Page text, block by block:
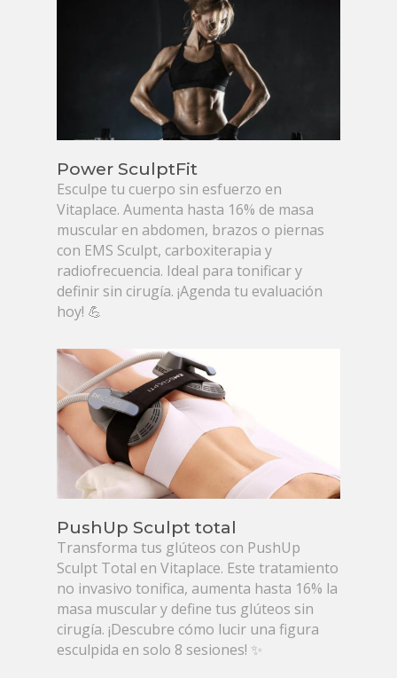
Power SculptFit
Esculpe tu cuerpo sin esfuerzo en
Vitaplace. Aumenta hasta 16% de masa
muscular en abdomen, brazos o piernas
con EMS Sculpt, carboxiterapia y
radiofrecuencia. Ideal para tonificar y
definir sin cirugía. ¡Agenda tu evaluación
hoy! 💪
PushUp Sculpt total
Transforma tus glúteos con PushUp
Sculpt Total en Vitaplace. Este tratamiento
no invasivo tonifica, aumenta hasta 16% la
masa muscular y define tus glúteos sin
cirugía. ¡Descubre cómo lucir una figura
esculpida en solo 8 sesiones! ✨